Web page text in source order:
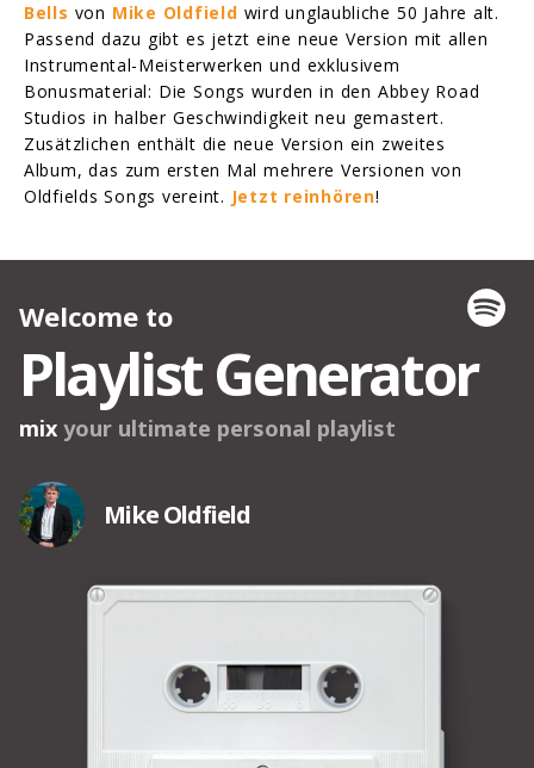
Bells von Mike Oldfield wird unglaubliche 50 Jahre alt.
Passend dazu gibt es jetzt eine neue Version mit allen
Instrumental-Meisterwerken und exklusivem
Bonusmaterial: Die Songs wurden in den Abbey Road
Studios in halber Geschwindigkeit neu gemastert.
Zusätzlichen enthält die neue Version ein zweites
Album, das zum ersten Mal mehrere Versionen von
Oldfields Songs vereint. Jetzt reinhören!